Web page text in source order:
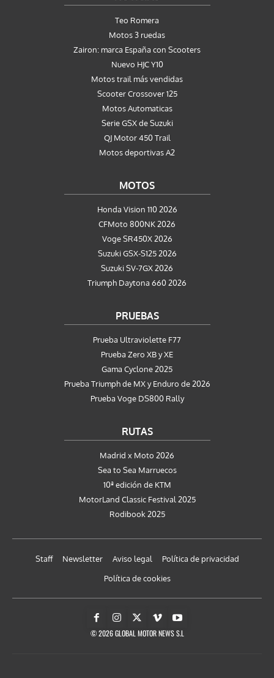
Teo Romera
Motos 3 ruedas
Zairon: marca España con Scooters
Nuevo HJC Y10
Motos trail más vendidas
Scooter Crossover 125
Motos Automaticas
Serie GSX de Suzuki
QJ Motor 450 Trail
Motos deportivas A2
MOTOS
Honda Vision 110 2026
CFMoto 800NK 2026
Voge SR450X 2026
Suzuki GSX-S125 2026
Suzuki SV-7GX 2026
Triumph Daytona 660 2026
PRUEBAS
Prueba Ultraviolette F77
Prueba Zero XB y XE
Gama Cyclone 2025
Prueba Triumph de MX y Enduro de 2026
Prueba Voge DS800 Rally
RUTAS
Madrid x Moto 2026
Sea to Sea Marruecos
10ª edición de KTM
MotorLand Classic Festival 2025
Rodibook 2025
Staff Newsletter Aviso legal
Política de privacidad
Política de cookies
© 2026 GLOBAL MOTOR NEWS S.L